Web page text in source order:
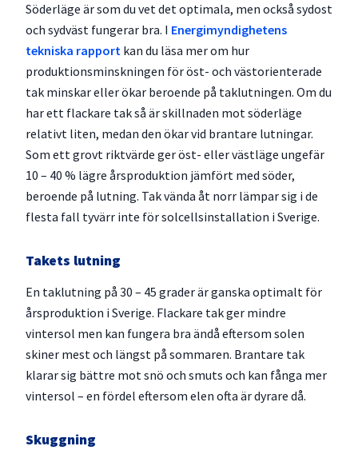
Söderläge är som du vet det optimala, men också sydost
och sydväst fungerar bra. I Energimyndighetens
tekniska rapport kan du läsa mer om hur
produktionsminskningen för öst- och västorienterade
tak minskar eller ökar beroende på taklutningen. Om du
har ett flackare tak så är skillnaden mot söderläge
relativt liten, medan den ökar vid brantare lutningar.
Som ett grovt riktvärde ger öst- eller västläge ungefär
10 – 40 % lägre årsproduktion jämfört med söder,
beroende på lutning. Tak vända åt norr lämpar sig i de
flesta fall tyvärr inte för solcellsinstallation i Sverige.
Takets lutning
En taklutning på 30 – 45 grader är ganska optimalt för
årsproduktion i Sverige. Flackare tak ger mindre
vintersol men kan fungera bra ändå eftersom solen
skiner mest och längst på sommaren. Brantare tak
klarar sig bättre mot snö och smuts och kan fånga mer
vintersol – en fördel eftersom elen ofta är dyrare då.
Skuggning